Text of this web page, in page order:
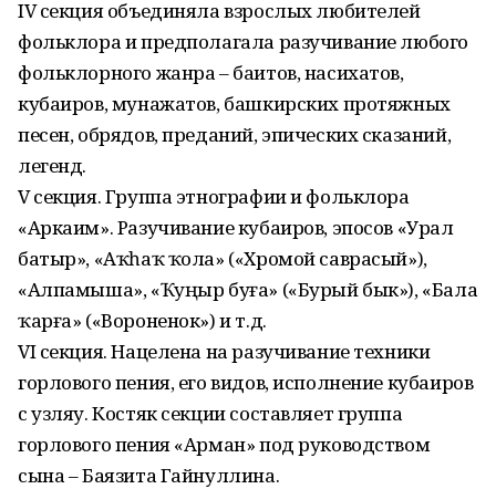
IV секция объединяла взрослых любителей
фольклора и предполагала разучивание любого
фольклорного жанра – баитов, насихатов,
кубаиров, мунажатов, башкирских протяжных
песен, обрядов, преданий, эпических сказаний,
легенд.
V секция. Группа этнографии и фольклора
«Аркаим». Разучивание кубаиров, эпосов «Урал
батыр», «Аҡһаҡ ҡола» («Хромой саврасый»),
«Алпамыша», «Ҡуңыр буға» («Бурый бык»), «Бала
ҡарға» («Вороненок») и т.д.
VI секция. Нацелена на разучивание техники
горлового пения, его видов, исполнение кубаиров
с узляу. Костяк секции составляет группа
горлового пения «Арман» под руководством
сына – Баязита Гайнуллина.